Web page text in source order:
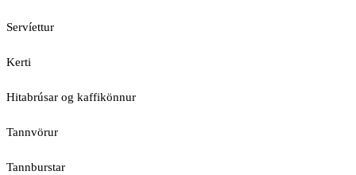
Servíettur
Kerti
Hitabrúsar og kaffikönnur
Tannvörur
Tannburstar